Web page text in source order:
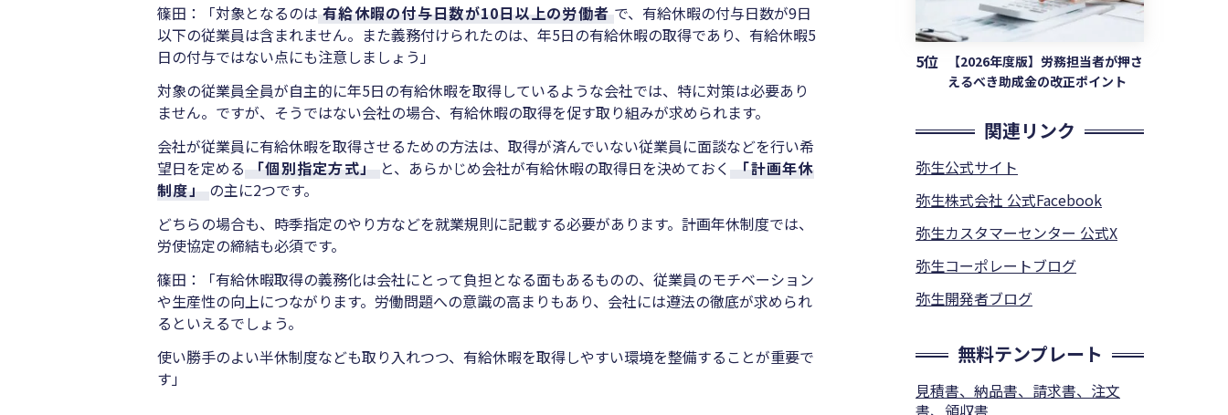
篠田：「対象となるのは 有給休暇の付与日数が10日以上の労働者 で、有給休暇の付与日数が9日
以下の従業員は含まれません。また義務付けられたのは、年5日の有給休暇の取得であり、有給休暇5
日の付与ではない点にも注意しましょう」
対象の従業員全員が自主的に年5日の有給休暇を取得しているような会社では、特に対策は必要あり
ません。ですが、そうではない会社の場合、有給休暇の取得を促す取り組みが求められます。
会社が従業員に有給休暇を取得させるための方法は、取得が済んでいない従業員に面談などを行い希
望日を定める 「個別指定方式」 と、あらかじめ会社が有給休暇の取得日を決めておく 「計画年休
制度」 の主に2つです。
どちらの場合も、時季指定のやり方などを就業規則に記載する必要があります。計画年休制度では、
労使協定の締結も必須です。
篠田：「有給休暇取得の義務化は会社にとって負担となる面もあるものの、従業員のモチベーション
や生産性の向上につながります。労働問題への意識の高まりもあり、会社には遵法の徹底が求められ
るといえるでしょう。
使い勝手のよい半休制度なども取り入れつつ、有給休暇を取得しやすい環境を整備することが重要で
す」
5位
【2026年度版】労務担当者が押さ
えるべき助成金の改正ポイント
関連リンク
弥生公式サイト
弥生株式会社 公式Facebook
弥生カスタマーセンター 公式X
弥生コーポレートブログ
弥生開発者ブログ
無料テンプレート
見積書、納品書、請求書、注文
書、領収書